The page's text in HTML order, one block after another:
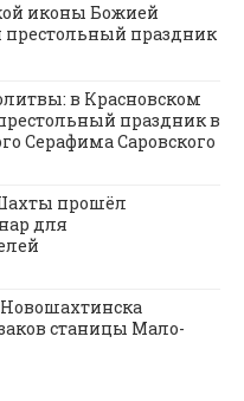
иконы Божией
праздник
в Красновском
праздник в
Серафима Саровского
прошёл
для
станицы Мало-